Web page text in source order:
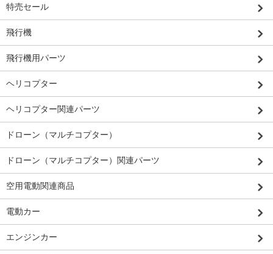
特売セール
飛行機
飛行機用パーツ
ヘリコプター
ヘリコプター関連パーツ
ドローン（マルチコプター）
ドローン（マルチコプター）関連パーツ
空用電動関連商品
電動カー
エンジンカー